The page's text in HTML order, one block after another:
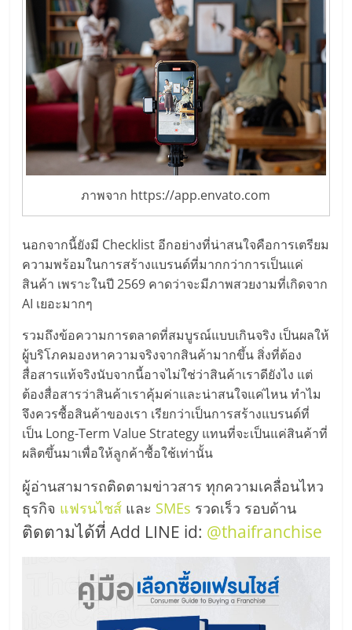
ภาพจาก https://app.envato.com
นอกจากนี้ยังมี Checklist อีกอย่างที่น่าสนใจคือการเตรียม
ความพร้อมในการสร้างแบรนด์ที่มากกว่าการเป็นแค่
สินค้า เพราะในปี 2569 คาดว่าจะมีภาพสวยงามที่เกิดจาก
AI เยอะมากๆ
รวมถึงข้อความการตลาดที่สมบูรณ์แบบเกินจริง เป็นผลให้
ผู้บริโภคมองหาความจริงจากสินค้ามากขึ้น สิ่งที่ต้อง
สื่อสารแท้จริงนับจากนี้อาจไม่ใช่ว่าสินค้าเราดียังไง แต่
ต้องสื่อสารว่าสินค้าเราคุ้มค่าและน่าสนใจแค่ไหน ทำไม
จึงควรซื้อสินค้าของเรา เรียกว่าเป็นการสร้างแบรนด์ที่
เป็น Long-Term Value Strategy แทนที่จะเป็นแค่สินค้าที่
ผลิตขึ้นมาเพื่อให้ลูกค้าซื้อใช้เท่านั้น
ผู้อ่านสามารถติดตามข่าวสาร ทุกความเคลื่อนไหว
ธุรกิจ แฟรนไชส์ และ SMEs รวดเร็ว รอบด้าน
ติดตามได้ที่ Add LINE id: @thaifranchise